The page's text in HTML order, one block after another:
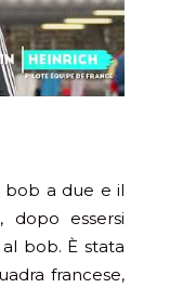
bob a due e il
dopo essersi
bob. È stata
francese,